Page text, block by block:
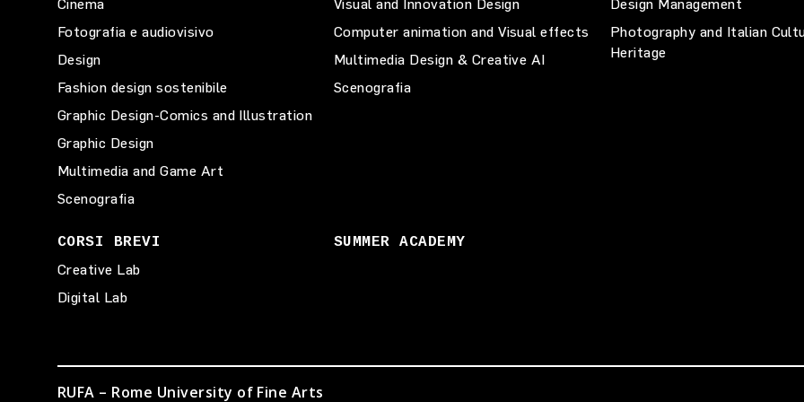
Cinema
Fotografia e audiovisivo
Design
Fashion design sostenibile
Graphic Design-Comics and Illustration
Graphic Design
Multimedia and Game Art
Scenografia
Visual and Innovation Design
Computer animation and Visual effects
Multimedia Design & Creative AI
Scenografia
Design Management
Photography and Italian
Heritage
CORSI BREVI
Creative Lab
Digital Lab
SUMMER ACADEMY
RUFA – Rome University of Fine Arts